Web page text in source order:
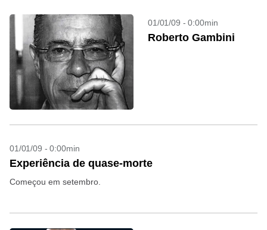
01/01/09 - 0:00min
Roberto Gambini
01/01/09 - 0:00min
Experiência de quase-morte
Começou em setembro.